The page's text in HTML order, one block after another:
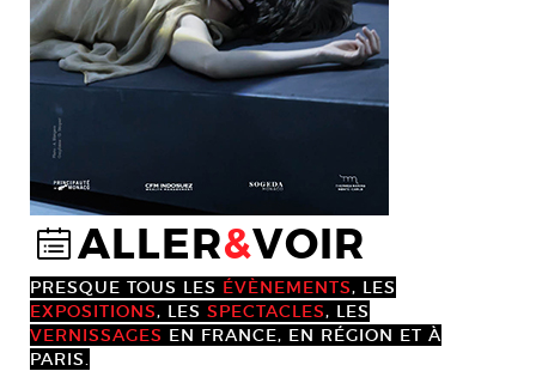
@ALLER&VOIR
PRESQUE TOUS LES ÉVÈNEMENTS, LES
EXPOSITIONS, LES SPECTACLES, LES
VERNISSAGES EN FRANCE, EN RÉGION ET À
PARIS.